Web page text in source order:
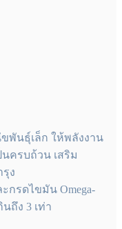
พันธุ์เล็ก ให้พลังงาน
ครบถ้วน เสริม
รุง
กรดไขมัน Omega-
ถึง 3 เท่า